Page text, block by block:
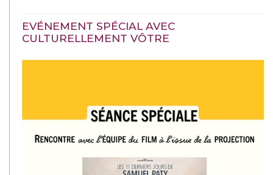
EVÉNEMENT SPÉCIAL AVEC
CULTURELLEMENT VÔTRE